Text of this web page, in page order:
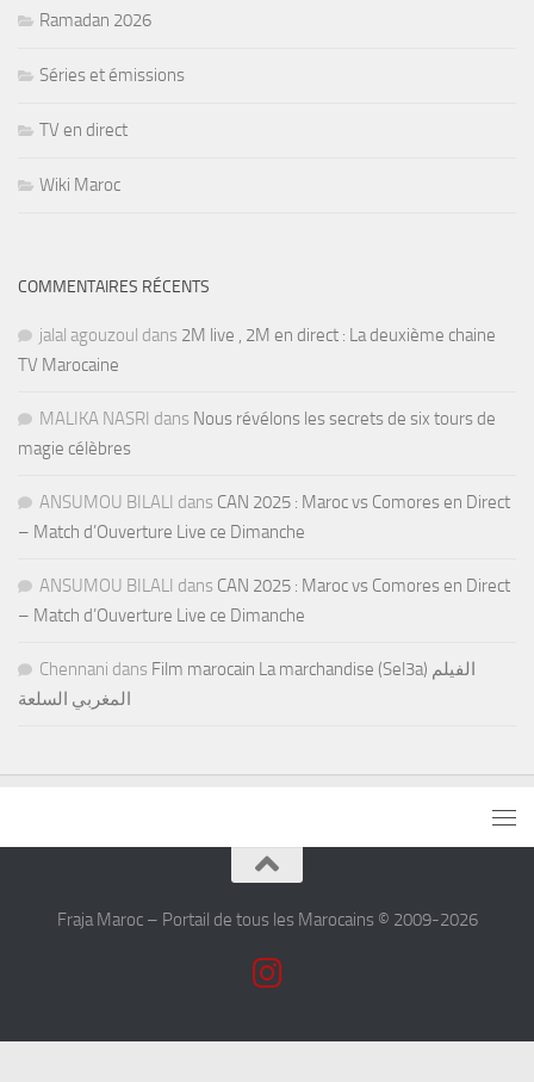
Ramadan 2026
Séries et émissions
TV en direct
Wiki Maroc
COMMENTAIRES RÉCENTS
jalal agouzoul dans 2M live , 2M en direct : La deuxième chaine
TV Marocaine
MALIKA NASRI dans Nous révélons les secrets de six tours de
magie célèbres
ANSUMOU BILALI dans CAN 2025 : Maroc vs Comores en Direct
– Match d’Ouverture Live ce Dimanche
ANSUMOU BILALI dans CAN 2025 : Maroc vs Comores en Direct
– Match d’Ouverture Live ce Dimanche
Chennani dans Film marocain La marchandise (Sel3a) الفيلم
المغربي السلعة
Fraja Maroc – Portail de tous les Marocains © 2009-2026